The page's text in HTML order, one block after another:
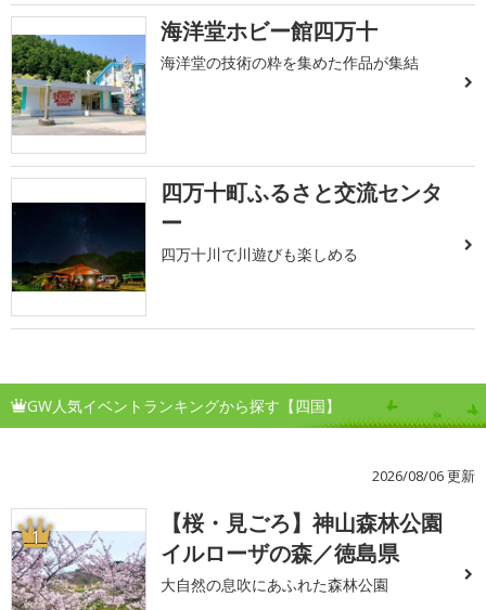
海洋堂ホビー館四万十
海洋堂の技術の粋を集めた作品が集結
四万十町ふるさと交流センタ
ー
四万十川で川遊びも楽しめる
GW人気イベントランキングから探す【四国】
2026/08/06 更新
1
【桜・見ごろ】神山森林公園
イルローザの森／徳島県
大自然の息吹にあふれた森林公園